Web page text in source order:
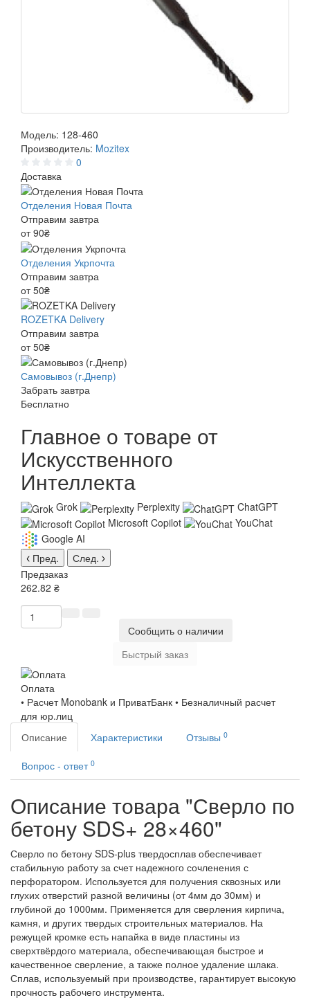
Модель: 128-460
Производитель: Mozitex
0
Доставка
Отделения Новая Почта
Отправим завтра
от 90₴
Отделения Укрпочта
Отправим завтра
от 50₴
ROZETKA Delivery
Отправим завтра
от 50₴
Самовывоз (г.Днепр)
Забрать завтра
Бесплатно
Главное о товаре от
Искусственного
Интеллекта
Grok Perplexity
ChatGPT
Microsoft Copilot
YouChat
Google AI
Пред.
След.
Предзаказ
262.82 ₴
Сообщить о наличии
Быстрый заказ
Оплата
• Расчет Monobank и ПриватБанк • Безналичный расчет
для юр.лиц
Описание
Характеристики Отзывы 0
Вопрос - ответ 0
Описание товара "Сверло по
бетону SDS+ 28×460"
Сверло по бетону SDS-plus твердосплав обеспечивает
стабильную работу за счет надежного сочленения с
перфоратором. Используется для получения сквозных или
глухих отверстий разной величины (от 4мм до 30мм) и
глубиной до 1000мм. Применяется для сверления кирпича,
камня, и других твердых строительных материалов. На
режущей кромке есть напайка в виде пластины из
сверхтвёрдого материала, обеспечивающая быстрое и
качественное сверление, а также полное удаление шлака.
Сплав, используемый при производстве, гарантирует высокую
прочность рабочего инструмента.